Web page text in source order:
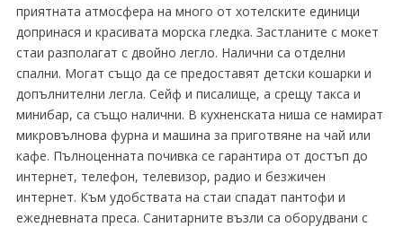
приятната атмосфера на много от хотелските единици
допринася и красивата морска гледка. Застланите с мокет
стаи разполагат с двойно легло. Налични са отделни
спални. Могат също да се предоставят детски кошарки и
допълнителни легла. Сейф и писалище, а срещу такса и
минибар, са също налични. В кухненската ниша се намират
микровълнова фурна и машина за приготвяне на чай или
кафе. Пълноценната почивка се гарантира от достъп до
интернет, телефон, телевизор, радио и безжичен
интернет. Към удобствата на стаи спадат пантофи и
ежедневната преса. Санитарните възли са оборудвани с